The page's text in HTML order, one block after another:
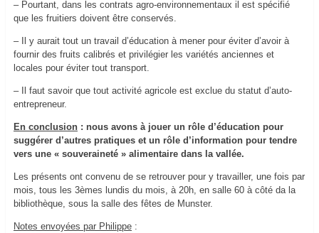
– Pourtant, dans les contrats agro-environnementaux il est spécifié
que les fruitiers doivent être conservés.
– Il y aurait tout un travail d’éducation à mener pour éviter d’avoir à
fournir des fruits calibrés et privilégier les variétés anciennes et
locales pour éviter tout transport.
– Il faut savoir que tout activité agricole est exclue du statut d’auto-
entrepreneur.
En conclusion: nous avons à jouer un rôle d’éducation pour
suggérer d’autres pratiques et un rôle d’information pour tendre
vers une « souveraineté » alimentaire dans la vallée.
Les présents ont convenu de se retrouver pour y travailler, une fois par
mois, tous les 3èmes lundis du mois, à 20h, en salle 60 à côté da la
bibliothèque, sous la salle des fêtes de Munster.
Notes envoyées par Philippe: